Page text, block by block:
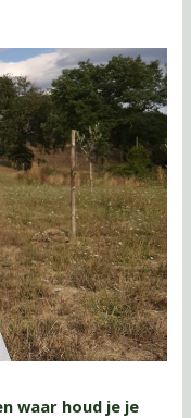
waar houd je je